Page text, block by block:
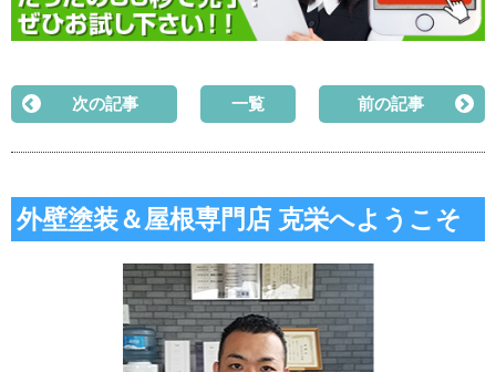
次の記事 一覧 前の記事
外壁塗装＆屋根専門店 克栄へようこそ